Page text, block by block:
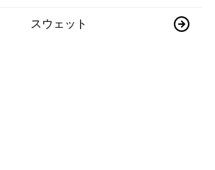
スウェット